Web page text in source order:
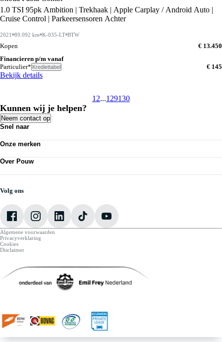
1.0 TSI 95pk Ambition | Trekhaak | Apple Carplay / Android Auto |
Cruise Control | Parkeersensoren Achter
2021 89.092 km K-035-LT BTW
Kopen
€ 13.450
Financieren p/m vanaf
Particulier* Krediettabel € 145
Bekijk details
1 2...129130
Kunnen wij je helpen?
Neem contact op
Snel naar
Bedrijfswagens
Nieuws
Vestigingen
Onze merken
Audi
Škoda
VW Bedrijfswagens
Over Pouw
Over Pouw
Vacatures
Volg ons
Algemene voorwaarden
Privacyverklaring
Cookies
Disclaimer